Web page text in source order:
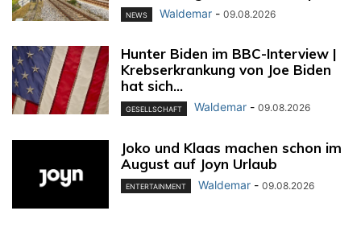
NEWS Waldemar - 09.08.2026
Hunter Biden im BBC-Interview |
Krebserkrankung von Joe Biden
hat sich...
GESELLSCHAFT Waldemar - 09.08.2026
Joko und Klaas machen schon im
August auf Joyn Urlaub
ENTERTAINMENT Waldemar - 09.08.2026